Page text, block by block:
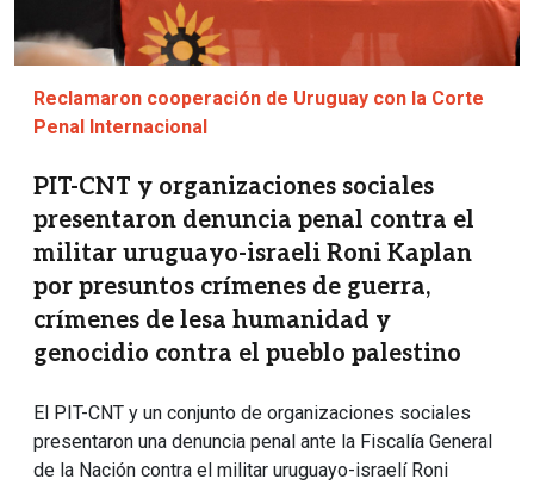
Reclamaron cooperación de Uruguay con la Corte
Penal Internacional
PIT-CNT y organizaciones sociales
presentaron denuncia penal contra el
militar uruguayo-israeli Roni Kaplan
por presuntos crímenes de guerra,
crímenes de lesa humanidad y
genocidio contra el pueblo palestino
El PIT-CNT y un conjunto de organizaciones sociales
presentaron una denuncia penal ante la Fiscalía General
de la Nación contra el militar uruguayo-israelí Roni